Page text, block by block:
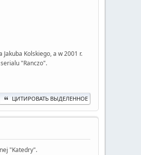
Kolskiego, a w 2001 r.
"Ranczo".
ЦИТИРОВАТЬ ВЫДЕЛЕННОЕ
"Katedry".